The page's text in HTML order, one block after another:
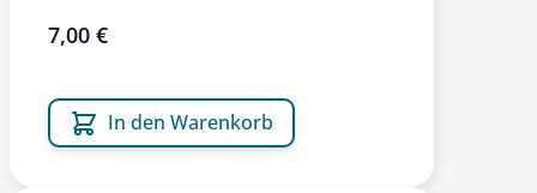
7,00 €
In den Warenkorb